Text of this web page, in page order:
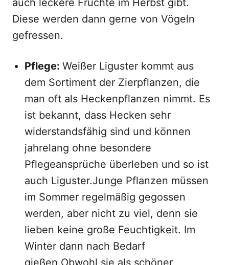
auch leckere Früchte im Herbst gibt.
Diese werden dann gerne von Vögeln
gefressen.
Pflege: Weißer Liguster kommt aus
dem Sortiment der Zierpflanzen, die
man oft als Heckenpflanzen nimmt. Es
ist bekannt, dass Hecken sehr
widerstandsfähig sind und können
jahrelang ohne besondere
Pflegeansprüche überleben und so ist
auch Liguster.Junge Pflanzen müssen
im Sommer regelmäßig gegossen
werden, aber nicht zu viel, denn sie
lieben keine große Feuchtigkeit. Im
Winter dann nach Bedarf
gießen.Obwohl sie als schöner